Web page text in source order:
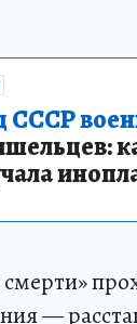
СССР
—